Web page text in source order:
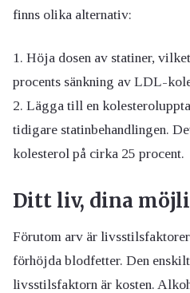
finns olika alternativ:
Höja dosen av statiner,
procents sänkning av LDL-
Lägga till en
tidigare statinbehandlingen.
kolesterol på cirka 25 procent.
Ditt liv, dina
Förutom arv är
förhöjda blodfetter. Den
livsstilsfaktorn är kosten.